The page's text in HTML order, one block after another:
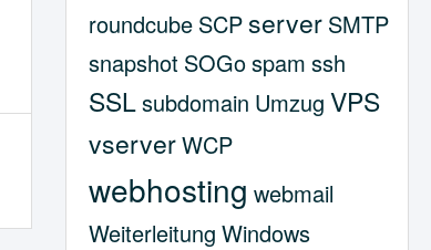
roundcube SCPserver SMTP
snapshot SOGospam ssh
SSLsubdomain Umzug VPS
vserverWCP
webhosting webmail
Weiterleitung Windows